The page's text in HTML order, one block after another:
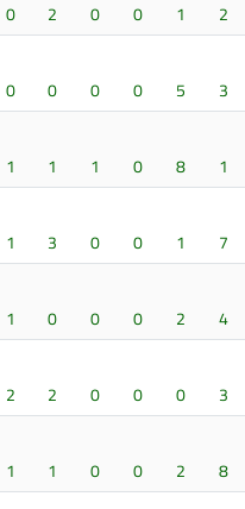
0 2 0 0 1
2
0 0 0 0 5
3
1 1 1 0 8
1
1 3 0 0 1
7
1 0 0 0 2
4
2 2 0 0 0
3
1 1 0 0 2
8